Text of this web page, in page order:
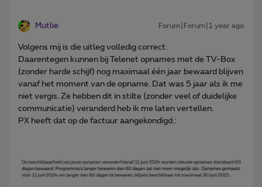
Mutlie Forum|Forum|1 year ago
Volgens mij is die uitleg volledig correct.
Daarentegen kunnen bij Telenet opnames met de TV-Box
(zonder harde schijf) nog maximaal één jaar bewaard blijven
vanaf het moment van de opname. Dat was 5 jaar als ik me
niet vergis. Ze hebben dit in stilte (zonder veel of duidelijke
communicatie) veranderd heb ik me laten vertellen.
PX heeft dat op de factuur aangekondigd.: